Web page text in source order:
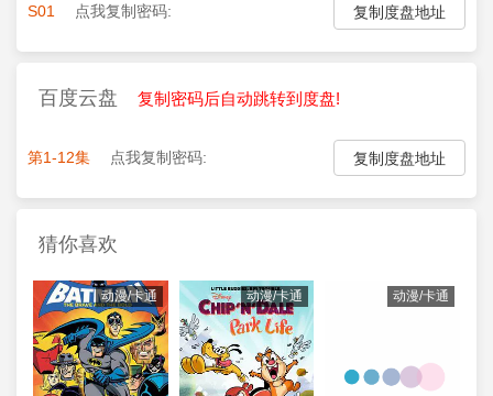
S01 点我复制密码: 复制度盘地址
百度云盘 复制密码后自动跳转到度盘!
第1-12集 点我复制密码: 复制度盘地址
猜你喜欢
动漫/卡通 动漫/卡通 动漫/卡通